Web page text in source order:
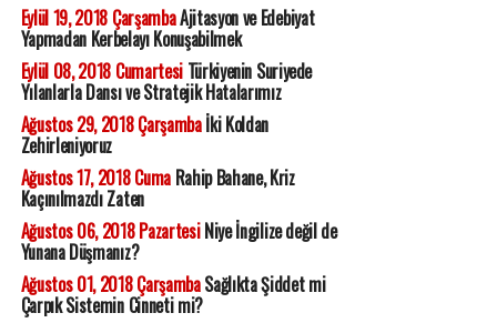
Eylül 19, 2018 ÇarşambaAjitasyon ve Edebiyat
Yapmadan Kerbelayı Konuşabilmek
Eylül 08, 2018 CumartesiTürkiyenin Suriyede
Yılanlarla Dansı ve Stratejik Hatalarımız
Ağustos 29, 2018 Çarşambaİki Koldan
Zehirleniyoruz
Ağustos 17, 2018 CumaRahip Bahane, Kriz
Kaçınılmazdı Zaten
Ağustos 06, 2018 PazartesiNiye İngilize değil de
Yunana Düşmanız?
Ağustos 01, 2018 ÇarşambaSağlıkta Şiddet mi
Çarpık Sistemin Cinneti mi?